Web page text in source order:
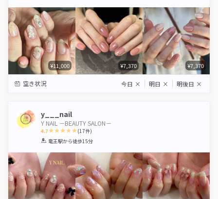
¥11,000 ¥7,370 ¥7,370
空き状況 今日 × 明日 × 明後日 ×
y___nail
Y NAIL －BEAUTY SALON－
4.7
1 2 3 4 5
(17件)
竜王駅から徒歩15分